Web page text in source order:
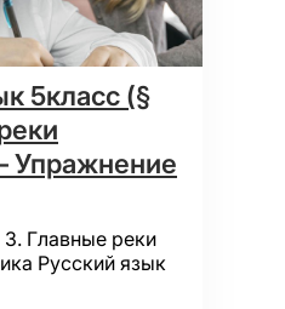
5класс (§
Главные реки
Русский язык